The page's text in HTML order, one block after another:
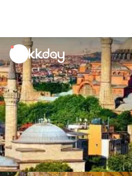
unread
notifications